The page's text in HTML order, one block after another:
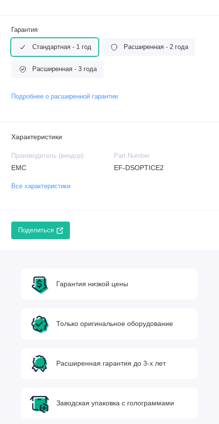
Гарантия
Стандартная - 1 год Расширенная - 2 года
Расширенная - 3 года
Подробнее о расширенной гарантии
Характеристики
Производитель (вендор)
EMC
Part Number
EF-DSOPTICE2
Все характеристики
Поделиться
Гарантия низкой цены
Только оригинальное оборудование
Расширенная гарантия до 3-х лет
Заводская упаковка с голограммами